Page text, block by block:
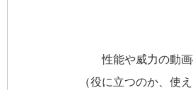
性能や威力の動
（役に立つのか、使え